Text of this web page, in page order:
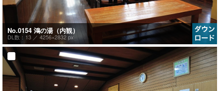
No.0154 鴻の湯（内観）
DL数：13 ／ 4256×2832 px